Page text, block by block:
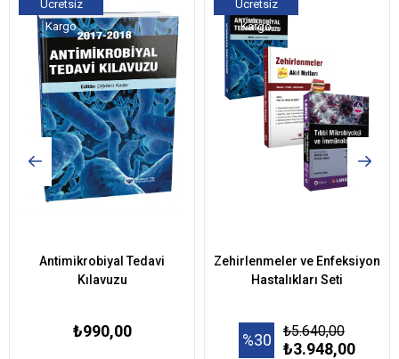
Antimikrobiyal Tedavi
Kılavuzu
₺990,00
Ücretsiz
Kargo
Zehirlenmeler ve Enfeksiyon
Hastalıkları Seti
%30 ₺5.640,00
₺3.948,00
Ücretsiz
Kargo